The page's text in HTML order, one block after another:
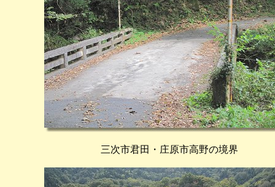
三次市君田・庄原市高野の境界